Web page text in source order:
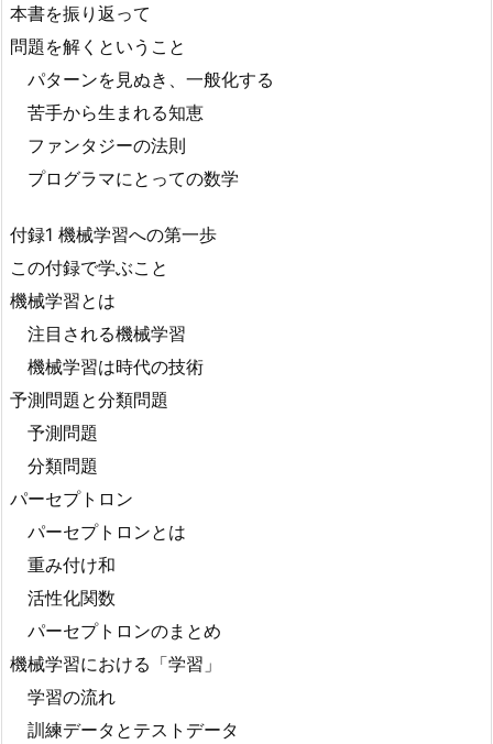
本書を振り返って
問題を解くということ
パターンを見ぬき、一般化する
苦手から生まれる知恵
ファンタジーの法則
プログラマにとっての数学
付録1 機械学習への第一歩
この付録で学ぶこと
機械学習とは
注目される機械学習
機械学習は時代の技術
予測問題と分類問題
予測問題
分類問題
パーセプトロン
パーセプトロンとは
重み付け和
活性化関数
パーセプトロンのまとめ
機械学習における「学習」
学習の流れ
訓練データとテストデータ